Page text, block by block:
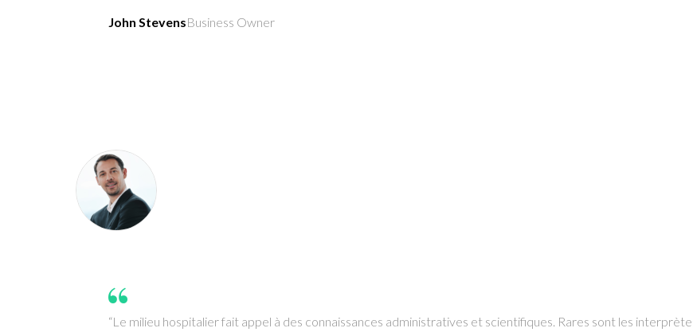
John StevensBusiness Owner
“Le milieu hospitalier fait appel à des connaissances administratives et scientifiques. Rares sont les